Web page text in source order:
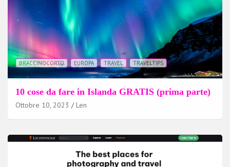
BRACCINOCORTO EUROPA TRAVEL TRAVELTIPS
10 cose da fare in Islanda GRATIS (prima parte)
Ottobre 10, 2023 Len